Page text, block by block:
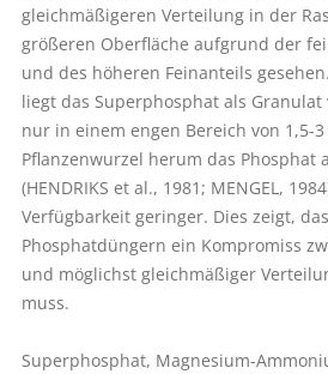
gleichmäßigeren Verteilung in der
größeren Oberfläche aufgrund der
und des höheren Feinanteils
liegt das Superphosphat als Granulat
nur in einem engen Bereich von 1,5-
Pflanzenwurzel herum das Phosphat
(HENDRIKS et al., 1981; MENGEL,
Verfügbarkeit geringer. Dies zeigt,
Phosphatdüngern ein Kompromiss
und möglichst gleichmäßiger
muss.
Superphosphat, Magnesium-